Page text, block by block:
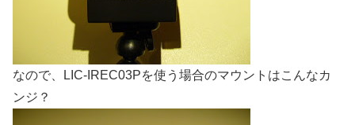
なので、LIC-IREC03Pを使う場合のマウントはこんなカ
ンジ？